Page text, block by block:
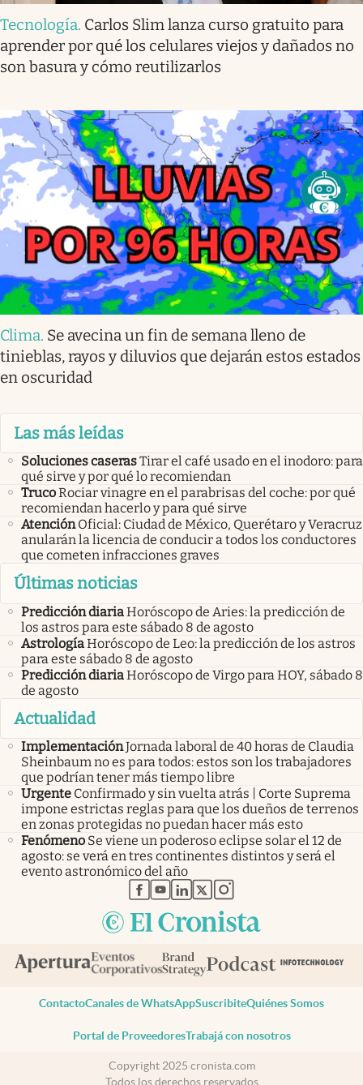
Tecnología. Carlos Slim lanza curso gratuito para
aprender por qué los celulares viejos y dañados no
son basura y cómo reutilizarlos
Clima. Se avecina un fin de semana lleno de
tinieblas, rayos y diluvios que dejarán estos estados
en oscuridad
Las más leídas
Soluciones caserasTirar el café usado en el inodoro: para
qué sirve y por qué lo recomiendan
TrucoRociar vinagre en el parabrisas del coche: por qué
recomiendan hacerlo y para qué sirve
Atención Oficial: Ciudad de México, Querétaro y Veracruz
anularán la licencia de conducir a todos los conductores
que cometen infracciones graves
Últimas noticias
Predicción diariaHoróscopo de Aries: la predicción de
los astros para este sábado 8 de agosto
AstrologíaHoróscopo de Leo: la predicción de los astros
para este sábado 8 de agosto
Predicción diariaHoróscopo de Virgo para HOY, sábado 8
de agosto
Actualidad
ImplementaciónJornada laboral de 40 horas de Claudia
Sheinbaum no es para todos: estos son los trabajadores
que podrían tener más tiempo libre
Urgente Confirmado y sin vuelta atrás | Corte Suprema
impone estrictas reglas para que los dueños de terrenos
en zonas protegidas no puedan hacer más esto
Fenómeno Se viene un poderoso eclipse solar el 12 de
agosto: se verá en tres continentes distintos y será el
evento astronómico del año
abre en nueva pestaña
abre en nueva pestaña
abre en nueva pestaña
abre en nueva pestaña
abre en nueva pestaña
ContactoCanales de WhatsAppSuscribiteQuiénes Somos
Portal de ProveedoresTrabajá con nosotros
Copyright 2025 cronista.com
Todos los derechos reservados